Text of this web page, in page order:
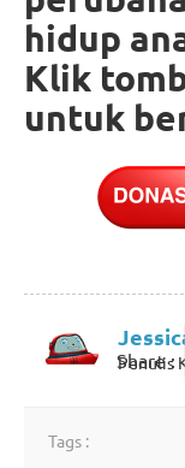
hidup
Klik
untuk
Jessica
Penulis
Share :
Tags :